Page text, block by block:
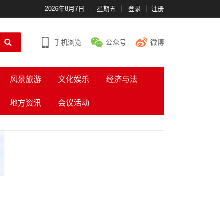
2026年8月7日 星期五 登录 注册
手机浏览 公众号 微博
风景旅游 文化娱乐 经济与法
地方资讯 会议活动